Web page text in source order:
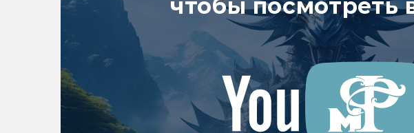
чтобы посмотреть